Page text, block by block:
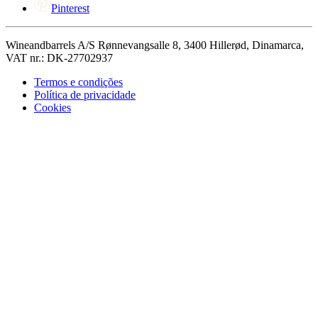
Pinterest
Wineandbarrels A/S Rønnevangsalle 8, 3400 Hillerød, Dinamarca,
VAT nr.: DK-27702937
Termos e condições
Política de privacidade
Cookies